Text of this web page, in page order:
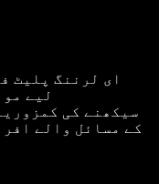
لیے
سیکھنے کی
کے مسائل والے